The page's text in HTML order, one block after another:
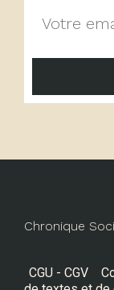
Chronique
CGU - CGV